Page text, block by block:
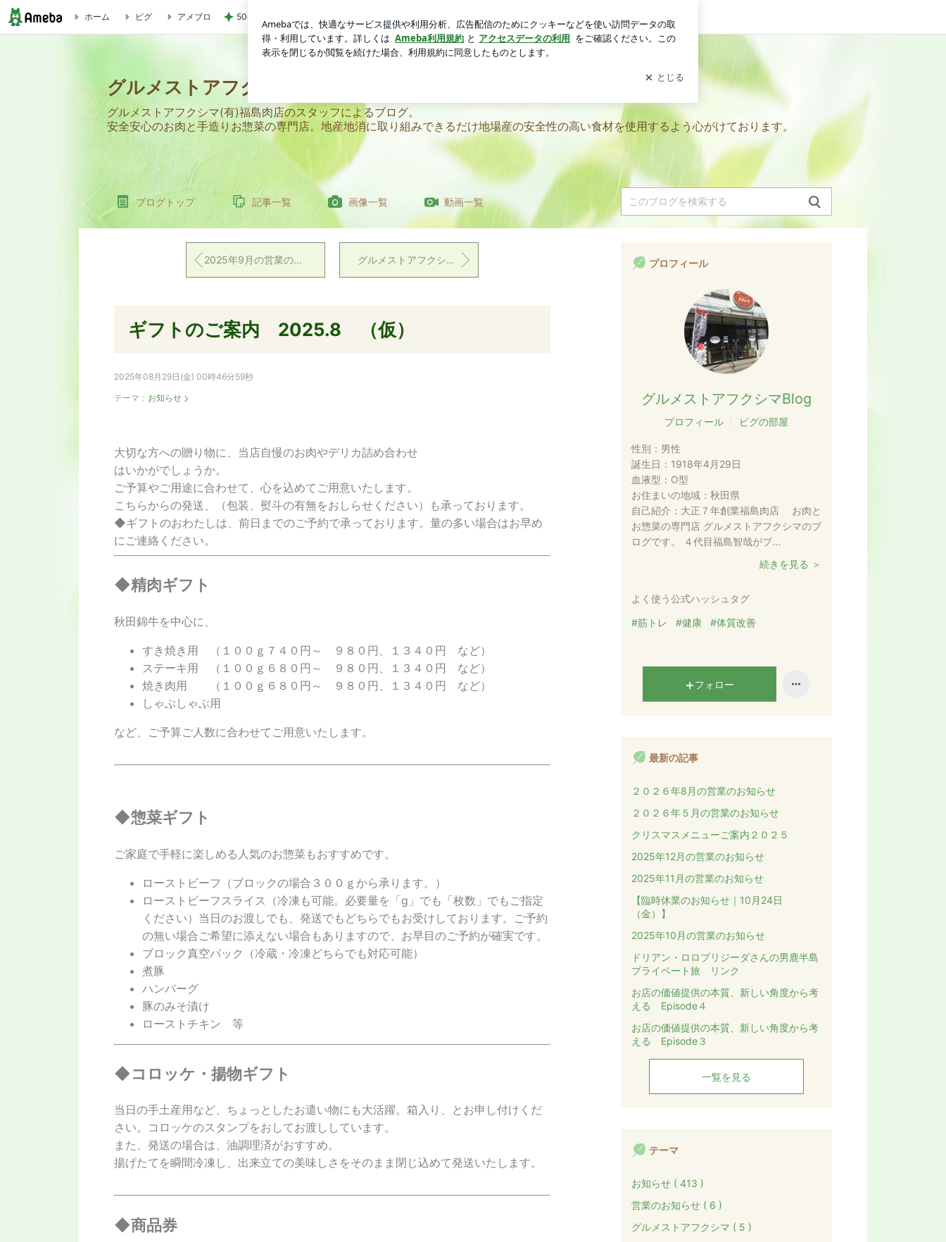
ギフトのご案内 2025.8 （仮） | グルメストアフクシマスタッフのブログ
ホーム ピグ アメブロ 50cm近く増えていた私のウエスト ログイン
グルメストアフクシマスタッフのブログ
グルメストアフクシマ(有)福島肉店のスタッフによるブログ。
安全安心のお肉と手造りお惣菜の専門店。地産地消に取り組みできるだけ地場産の安全性の高い食材を使用するよう心がけております。
ブログトップ 記事一覧 画像一覧 動画一覧
2025年9月の営業のお知らせ グルメストアフクシマ 定番メニューです
ギフトのご案内 2025.8 （仮）
2025年08月29日(金) 00時46分59秒
テーマ： お知らせ
大切な方への贈り物に、当店自慢のお肉やデリカ詰め合わせ
はいかがでしょうか。
ご予算やご用途に合わせて、心を込めてご用意いたします。
こちらからの発送、（包装、熨斗の有無をおしらせください）も承っております。
◆ギフトのおわたしは、前日までのご予約で承っております。量の多い場合はお早め
にご連絡ください。
◆精肉ギフト
秋田錦牛を中心に、
すき焼き用 （１００ｇ７４０円～ ９８０円、１３４０円 など）
ステーキ用 （１００ｇ６８０円～ ９８０円、１３４０円 など）
焼き肉用 （１００ｇ６８０円～ ９８０円、１３４０円 など）
しゃぶしゃぶ用
など、ご予算ご人数に合わせてご用意いたします。
◆惣菜ギフト
ご家庭で手軽に楽しめる人気のお惣菜もおすすめです。
ローストビーフ（ブロックの場合３００ｇから承ります。）
ローストビーフスライス（冷凍も可能。必要量を「g」でも「枚数」でもご指定
ください）当日のお渡しでも、発送でもどちらでもお受けしております。ご予約
の無い場合ご希望に添えない場合もありますので、お早目のご予約が確実です。
ブロック真空パック（冷蔵・冷凍どちらでも対応可能）
煮豚
ハンバーグ
豚のみそ漬け
ローストチキン 等
◆コロッケ・揚物ギフト
当日の手土産用など、ちょっとしたお遣い物にも大活躍。箱入り、とお申し付けくだ
さい。コロッケのスタンプをおしてお渡ししています。
また、発送の場合は、油調理済がおすすめ。
揚げたてを瞬間冷凍し、出来立ての美味しさをそのまま閉じ込めて発送いたします。
◆商品券
プロフィール
グルメストアフクシマBlog
プロフィール ピグの部屋
性別： 男性
誕生日： 1918年4月29日
血液型： O型
お住まいの地域： 秋田県
自己紹介： 大正７年創業福島肉店 お肉と
お惣菜の専門店 グルメストアフクシマのブ
ログです。 ４代目福島智哉がブ...
続きを見る ＞
よく使う公式ハッシュタグ
#筋トレ #健康 #体質改善
フォロー
最新の記事
２０２６年8月の営業のお知らせ
２０２６年５月の営業のお知らせ
クリスマスメニューご案内２０２５
2025年12月の営業のお知らせ
2025年11月の営業のお知らせ
【臨時休業のお知らせ｜10月24日
（金）】
2025年10月の営業のお知らせ
ドリアン・ロロブリジーダさんの男鹿半島
プライベート旅 リンク
お店の価値提供の本質、新しい角度から考
える Episode４
お店の価値提供の本質、新しい角度から考
える Episode３
一覧を見る
テーマ
お知らせ ( 413 )
営業のお知らせ ( 6 )
グルメストアフクシマ ( 5 )